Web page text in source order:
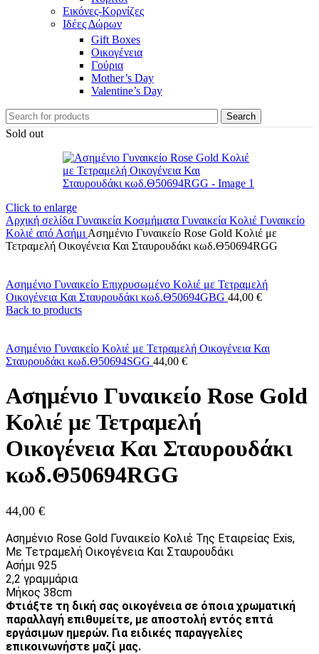
Εικόνες-Κορνίζες
Ιδέες Δώρων
Gift Boxes
Οικογένεια
Γούρια
Mother’s Day
Valentine’s Day
Search
Sold out
Click to enlarge
Αρχική σελίδα Γυναικεία Κοσμήματα Γυναικεία Κολιέ Γυναικείο
Κολιέ από Ασήμι Ασημένιο Γυναικείο Rose Gold Κολιέ με
Τετραμελή Οικογένεια Και Σταυρουδάκι κωδ.Θ50694RGG
Ασημένιο Γυναικείο Επιχρυσωμένο Κολιέ με Τετραμελή
Οικογένεια Και Σταυρουδάκι κωδ.Θ50694GBG 44,00 €
Back to products
Ασημένιο Γυναικείο Κολιέ με Τετραμελή Οικογένεια Και
Σταυρουδάκι κωδ.Θ50694SGG 44,00 €
Ασημένιο Γυναικείο Rose Gold
Κολιέ με Τετραμελή
Οικογένεια Και Σταυρουδάκι
κωδ.Θ50694RGG
44,00 €
Ασημένιο Rose Gold Γυναικείο Κολιέ Της Εταιρείας Exis,
Με Τετραμελή Οικογένεια Και Σταυρουδάκι
Ασήμι 925
2,2 γραμμάρια
Μήκος 38cm
Φτιάξτε τη δική σας οικογένεια σε όποια χρωματική
παραλλαγή επιθυμείτε, με αποστολή εντός επτά
εργάσιμων ημερών. Για ειδικές παραγγελίες
επικοινωνήστε μαζί μας.